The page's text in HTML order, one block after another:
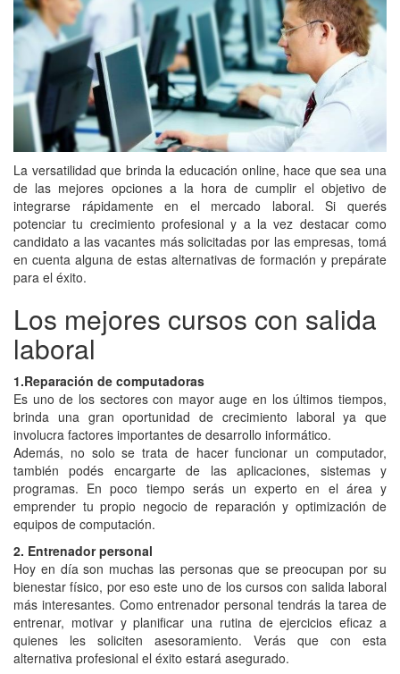
La versatilidad que brinda la educación online, hace que sea una
de las mejores opciones a la hora de cumplir el objetivo de
integrarse rápidamente en el mercado laboral. Si querés
potenciar tu crecimiento profesional y a la vez destacar como
candidato a las vacantes más solicitadas por las empresas, tomá
en cuenta alguna de estas alternativas de formación y prepárate
para el éxito.
Los mejores cursos con salida
laboral
1.Reparación de computadoras
Es uno de los sectores con mayor auge en los últimos tiempos,
brinda una gran oportunidad de crecimiento laboral ya que
involucra factores importantes de desarrollo informático.
Además, no solo se trata de hacer funcionar un computador,
también podés encargarte de las aplicaciones, sistemas y
programas. En poco tiempo serás un experto en el área y
emprender tu propio negocio de reparación y optimización de
equipos de computación.
2. Entrenador personal
Hoy en día son muchas las personas que se preocupan por su
bienestar físico, por eso este uno de los cursos con salida laboral
más interesantes. Como entrenador personal tendrás la tarea de
entrenar, motivar y planificar una rutina de ejercicios eficaz a
quienes les soliciten asesoramiento. Verás que con esta
alternativa profesional el éxito estará asegurado.